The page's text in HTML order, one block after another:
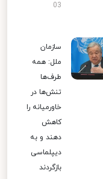
03
سازمان
ملل: همه
طرف‌ها
تنش‌ها در
خاورمیانه را
کاهش
دهند و به
دیپلماسی
بازگردند